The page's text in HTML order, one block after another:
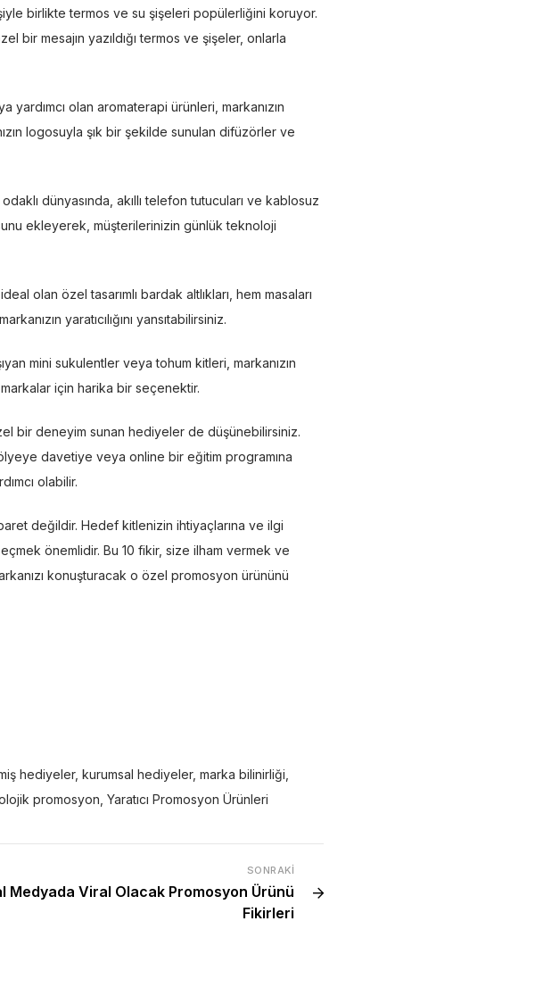
birlikte termos ve su şişeleri popülerliğini koruyor.
bir mesajın yazıldığı termos ve şişeler, onlarla
yardımcı olan aromaterapi ürünleri, markanızın
logosuyla şık bir şekilde sunulan difüzörler ve
dünyasında, akıllı telefon tutucuları ve kablosuz
ekleyerek, müşterilerinizin günlük teknoloji
olan özel tasarımlı bardak altlıkları, hem masaları
yaratıcılığını yansıtabilirsiniz.
mini sukulentler veya tohum kitleri, markanızın
için harika bir seçenektir.
bir deneyim sunan hediyeler de düşünebilirsiniz.
davetiye veya online bir eğitim programına
olabilir.
değildir. Hedef kitlenizin ihtiyaçlarına ve ilgi
önemlidir. Bu 10 fikir, size ilham vermek ve
konuşturacak o özel promosyon ürününü
hediyeler, kurumsal hediyeler, marka bilinirliği
promosyon Yaratıcı Promosyon Ürünleri
SONRAKI
Medyada Viral Olacak Promosyon Ürünü
Fikirleri